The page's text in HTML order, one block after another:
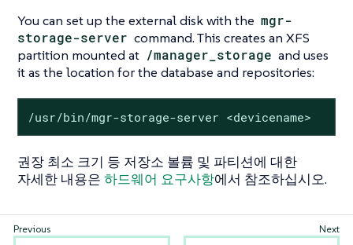
You can set up the external disk with the mgr-
storage-server command. This creates an XFS
partition mounted at /manager_storage and uses
it as the location for the database and repositories:
/usr/bin/mgr-storage-server <devicename>
권장 최소 크기 등 저장소 볼륨 및 파티션에 대한
자세한 내용은 하드웨어 요구사항에서 참조하십시오.